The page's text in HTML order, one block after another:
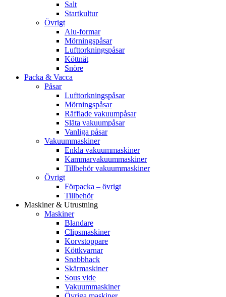
Salt
Startkultur
Övrigt
Alu-formar
Mörningspåsar
Lufttorkningspåsar
Köttnät
Snöre
Packa & Vacca
Påsar
Lufttorkningspåsar
Mörningspåsar
Räfflade vakuumpåsar
Släta vakuumpåsar
Vanliga påsar
Vakuummaskiner
Enkla vakuummaskiner
Kammarvakuummaskiner
Tillbehör vakuummaskiner
Övrigt
Förpacka – övrigt
Tillbehör
Maskiner & Utrustning
Maskiner
Blandare
Clipsmaskiner
Korvstoppare
Köttkvarnar
Snabbhack
Skärmaskiner
Sous vide
Vakuummaskiner